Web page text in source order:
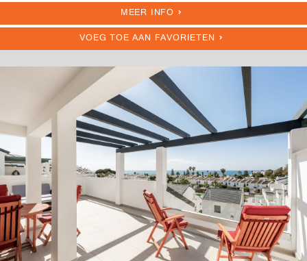
MEER INFO
VOEG TOE AAN FAVORIETEN